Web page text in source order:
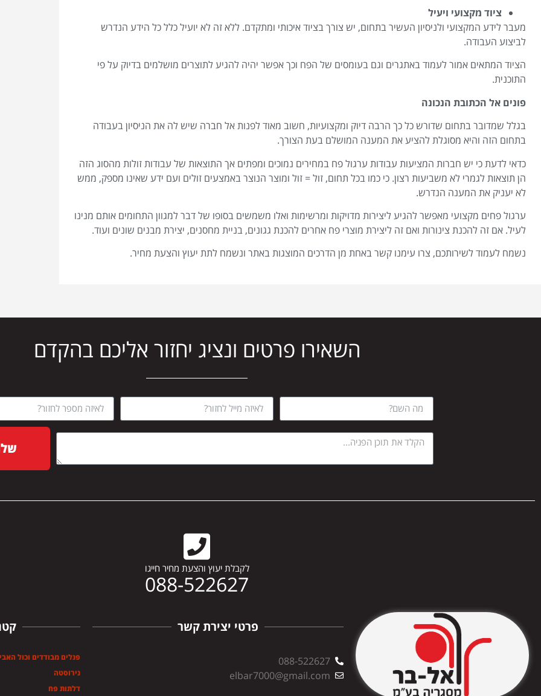
ציוד מקצועי ויעיל
מעבר לידע המקצועי ולניסיון העשיר בתחום, יש צורך בציוד איכותי ומתקדם. ללא זה לא יועיל כלל כל הידע הנדרש
לביצוע העבודה.
הציוד המתאים אמור לעמוד באתגרים וגם בעומסים של הפח וכך אפשר יהיה להגיע לתוצרים מושלמים בדיוק על פי
התוכנית.
פונים אל הכתובת הנכונה
בגלל שמדובר בתחום שדורש כל כך הרבה דיוק ומקצועיות, חשוב מאוד לפנות אל חברה שיש לה את הניסיון בעבודה
בתחום הזה והיא מסוגלת להציע את המענה המושלם בעת הצורך.
כדאי לדעת כי יש חברות המציעות עבודות ערגול פח במחירים נמוכים ומפתים אך התוצאות של עבודות זולות מהסוג הזה
הן תוצאות לגמרי לא משביעות רצון. כי כמו בכל תחום, זול = זול ומוצר הנוצר באמצעים זולים ועם ידע שאינו מספק, ממש
לא יעניק את המענה הנדרש.
ערגול פחים מקצועי מאפשר להגיע ליצירות מדויקות ומרשימות ואלו משמשים בסופו של דבר למגוון התחומים אותם מנינו
לעיל. אם זה להכנת צינורות ואם זה ליצירת מוצרי פח אחרים להכנת גגונים, בניית מחסנים, יצירת מבנים שונים ועוד.
נשמח לעמוד לשירותכם, צרו עימנו קשר באחת מן הדרכים המוצגות באתר ונשמח לתת יעוץ והצעת מחיר.
השאירו פרטים ונציג יחזור אליכם בהקדם
לקבלת יעוץ והצעת מחיר חייגו
088-522627
פרטי יצירת קשר
088-522627
elbar7000@gmail.com
פנלים מבודדים וכול
נירוסטה
דלתות פח